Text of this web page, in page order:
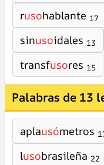
rusohablante 17
sinusoidales 13
transfusores 15
Palabras de 13
aplausómetros
lusobrasileña 22